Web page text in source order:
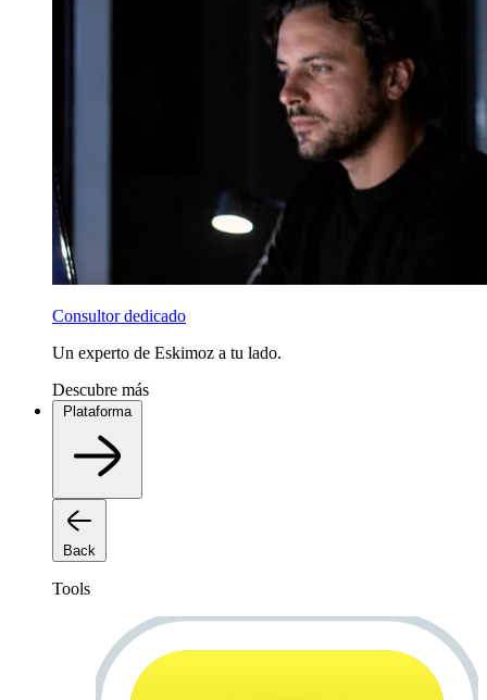
Consultor dedicado
Un experto de Eskimoz a tu lado.
Descubre más
Plataforma
Back
Tools